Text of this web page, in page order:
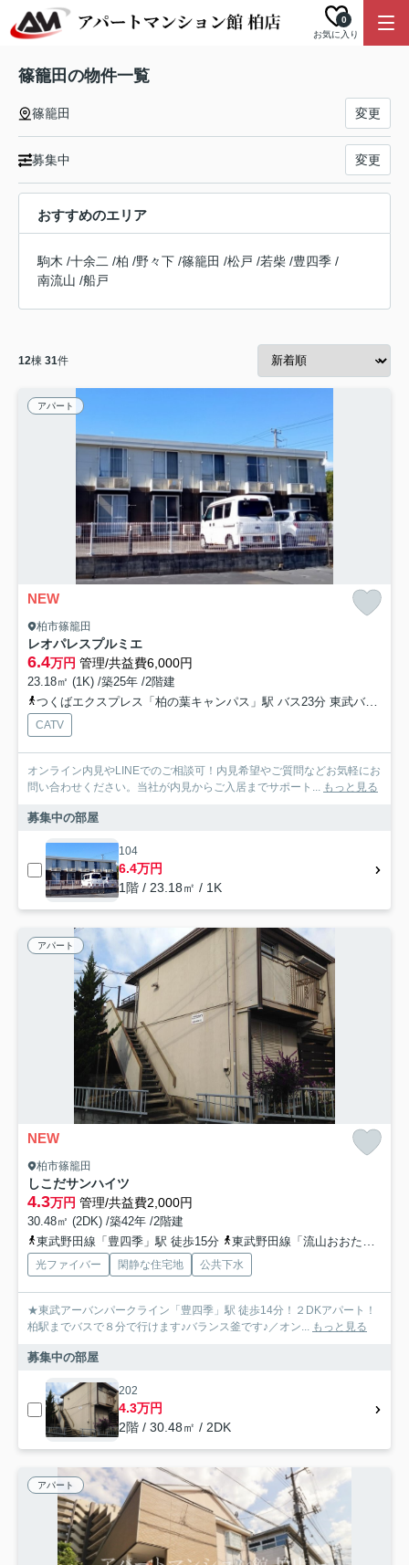
お気に入り
0
篠籠田の物件一覧
篠籠田 変更
募集中 変更
おすすめのエリア
駒木 /十余二 /柏 /野々下 /篠籠田 /松戸 /若柴 /豊四季 /
南流山 /船戸
12棟 31件
アパート
NEW
柏市篠籠田
レオパレスプルミエ
6.4万円 管理/共益費6,000円
23.18㎡ (1K) /築25年 /2階建
つくばエクスプレス「柏の葉キャンパス」駅 バス23分 東武バス「三間」 停歩7分
CATV
オンライン内見やLINEでのご相談可！内見希望やご質問などお気軽にお
問い合わせください。当社が内見からご入居までサポート... もっと見る
募集中の部屋
104
6.4万円
1階 / 23.18㎡ / 1K
アパート
NEW
柏市篠籠田
しこだサンハイツ
4.3万円 管理/共益費2,000円
30.48㎡ (2DK) /築42年 /2階建
東武野田線「豊四季」駅 徒歩15分
東武野田線「流山おおたかの森」駅 徒歩30分
光ファイバー 閑静な住宅地 公共下水
★東武アーバンパークライン「豊四季」駅 徒歩14分！２DKアパート！
柏駅までバスで８分で行けます♪バランス釜です♪／オン... もっと見る
募集中の部屋
202
4.3万円
2階 / 30.48㎡ / 2DK
アパート